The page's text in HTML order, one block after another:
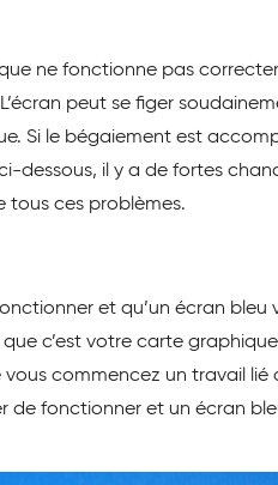
ne fonctionne pas
peut se figer
Si le bégaiement est
dessous, il y a de fortes
tous ces problèmes.
et qu’un écran
c’est votre carte
commencez un travail lié
de fonctionner et un écran